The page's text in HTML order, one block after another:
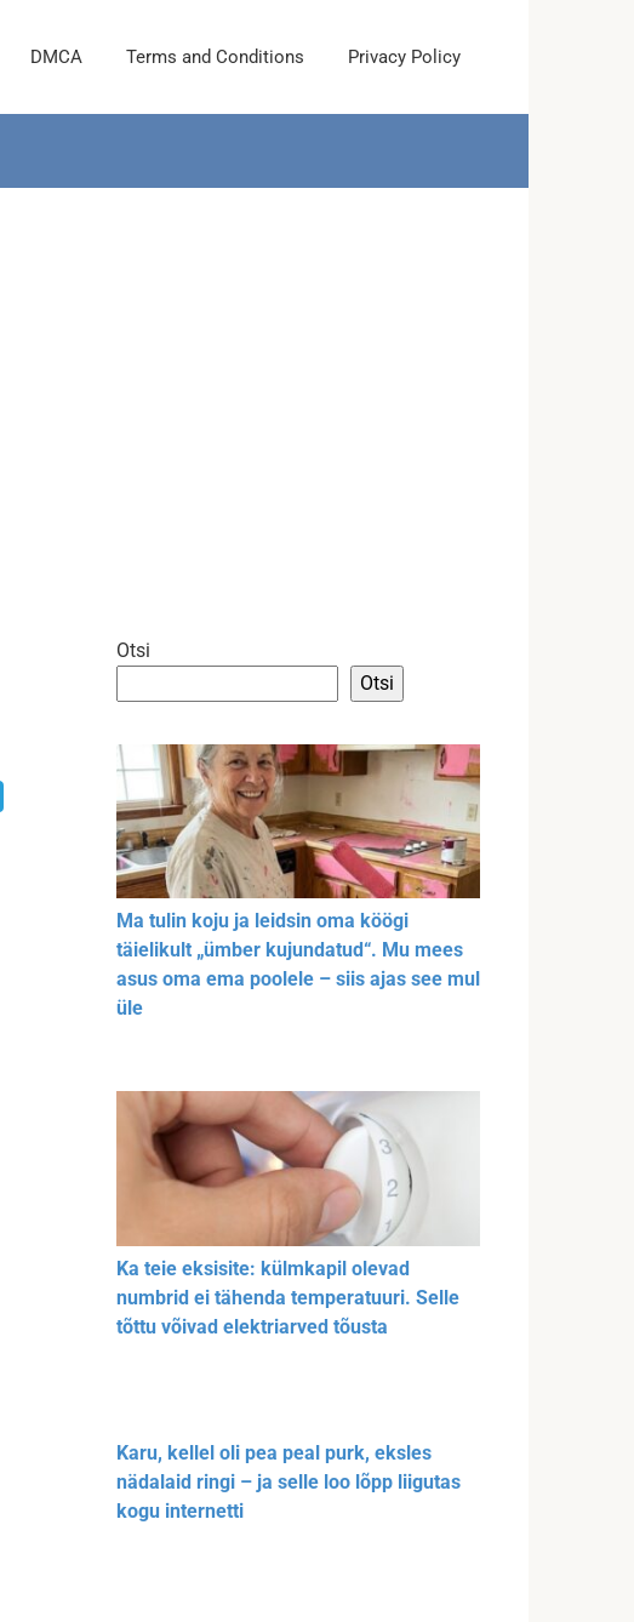
DMCA Terms and Conditions Privacy Policy
Otsi
Otsi
Ma tulin koju ja leidsin oma köögi
täielikult „ümber kujundatud“. Mu mees
asus oma ema poolele – siis ajas see mul
üle
Ka teie eksisite: külmkapil olevad
numbrid ei tähenda temperatuuri. Selle
tõttu võivad elektriarved tõusta
Karu, kellel oli pea peal purk, eksles
nädalaid ringi – ja selle loo lõpp liigutas
kogu internetti